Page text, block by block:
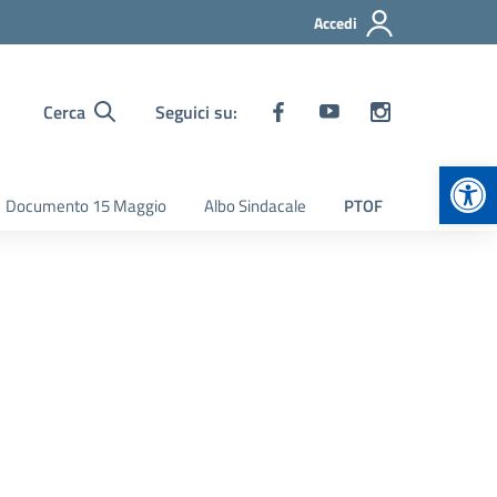
Accedi
Cerca Seguici su:
Documento 15 Maggio Albo Sindacale PTOF